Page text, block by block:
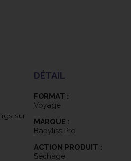
sur
DÉTAIL
FORMAT :
Voyage
MARQUE :
Babyliss Pro
ACTION PRODUIT :
Séchage